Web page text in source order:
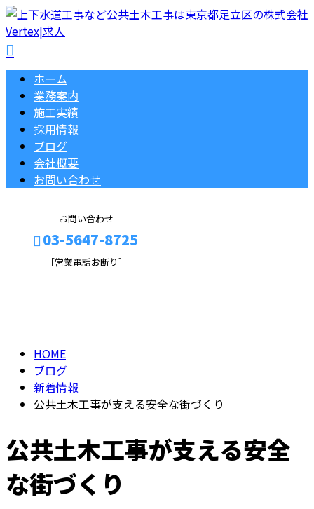
ホーム
業務案内
施工実績
採用情報
ブログ
会社概要
お問い合わせ
お問い合わせ
03-5647-8725
［営業電話お断り］
HOME
ブログ
新着情報
公共土木工事が支える安全な街づくり
公共土木工事が支える安全
な街づくり